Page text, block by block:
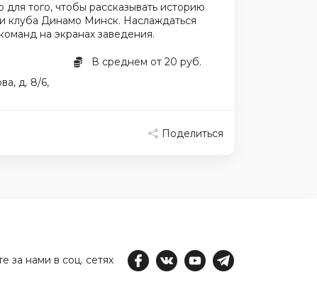
того, чтобы рассказывать историю
клуба Динамо Минск. Наслаждаться
на экранах заведения.
В среднем от 20 руб.
д. 8/6,
Поделиться
за нами в соц. сетях